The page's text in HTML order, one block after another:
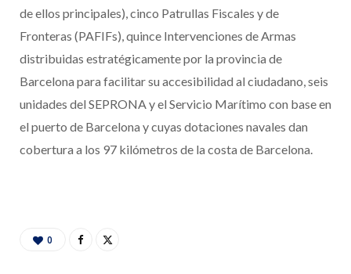
de ellos principales), cinco Patrullas Fiscales y de
Fronteras (PAFIFs), quince Intervenciones de Armas
distribuidas estratégicamente por la provincia de
Barcelona para facilitar su accesibilidad al ciudadano, seis
unidades del SEPRONA y el Servicio Marítimo con base en
el puerto de Barcelona y cuyas dotaciones navales dan
cobertura a los 97 kilómetros de la costa de Barcelona.
0